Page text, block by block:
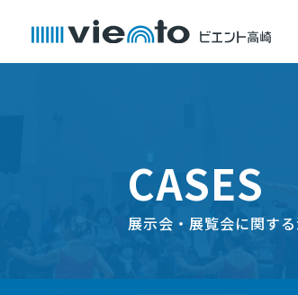
CASES
展示会・展覧会に関す